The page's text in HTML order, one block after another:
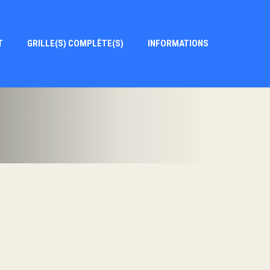
GRILLE(S) COMPLÈTE(S) INFORMATIONS